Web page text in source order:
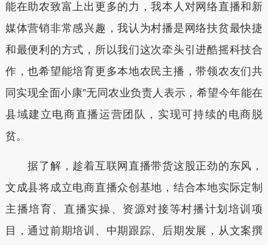
能在助农致富上出更多的力，我本人对网络直播和新
媒体营销非常感兴趣，我认为村播是网络扶贫最快捷
和最便利的方式，所以我们这次牵头引进酷摇科技合
作，也希望能培育更多本地农民主播，带领农友们共
同实现全面小康”无同农业负责人表示，希望今年能在
县域建立电商直播运营团队，实现可持续的电商脱
贫。
据了解，趁着互联网直播带货这股正劲的东风，
文成县将成立电商直播众创基地，结合本地实际定制
主播培育、直播实操、资源对接等村播计划培训项
目，通过前期培训、中期跟踪、后期发展，从文案撰